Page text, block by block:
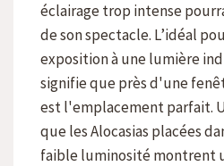
éclairage trop intense
de son spectacle. L’idéal
exposition à une lumière
signifie que près d'une
est l'emplacement parfait.
que les Alocasias placées
faible luminosité montrent